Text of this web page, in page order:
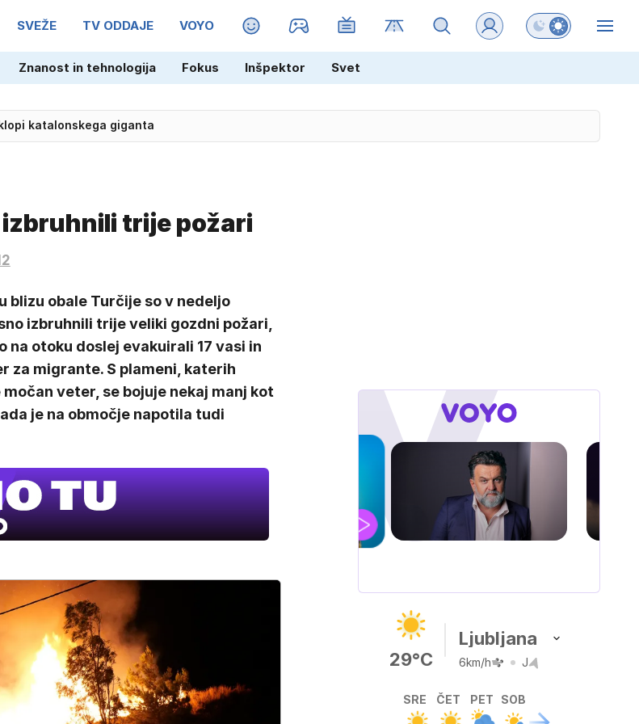
SVEŽE TV ODDAJE VOYO MAGAZIN Preklopi barvni
Znanost in tehnologija Fokus Inšpektor Svet
katalonskega giganta
vzeti trenutek zase?
trije požari
blizu obale Turčije so v nedeljo
izbruhnili trije veliki gozdni požari,
na otoku doslej evakuirali 17 vasi in
za migrante. S plameni, katerih
veter, se bojuje nekaj manj kot
je na območje napotila tudi
DOSJE JARAK
29°C
Ljubljana
6km/h J
SRE ČET PET SOB